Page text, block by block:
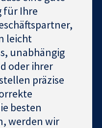
für Ihre
leicht
unabhängig
oder ihrer
präzise
besten
werden wir